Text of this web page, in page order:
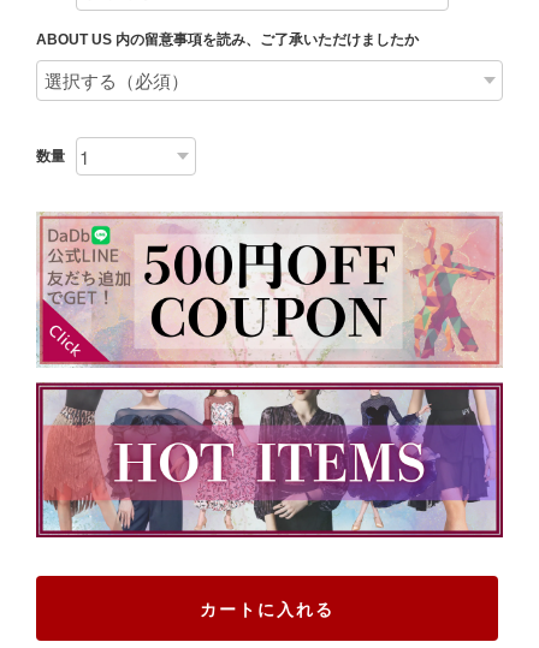
ABOUT US 内の留意事項を読み、ご了承いただけましたか
数量
カートに入れる